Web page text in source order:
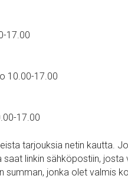
17.00
10.00-17.00
17.00
tarjouksia netin kautta.
linkin sähköpostiin, josta
summan, jonka olet valmis